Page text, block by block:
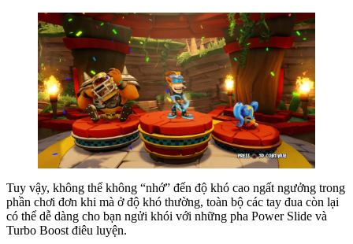
Tuy vậy, không thể không “nhớ” đến độ khó cao ngất ngưởng trong
phần chơi đơn khi mà ở độ khó thường, toàn bộ các tay đua còn lại
có thể dễ dàng cho bạn ngửi khói với những pha Power Slide và
Turbo Boost điêu luyện.